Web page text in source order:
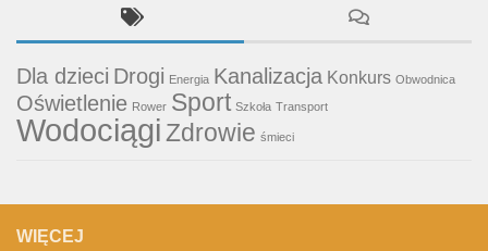
Dla dzieci Drogi Energia Kanalizacja Konkurs Obwodnica
Oświetlenie Rower Sport Szkoła Transport
WodociągiZdrowie śmieci
WIĘCEJ